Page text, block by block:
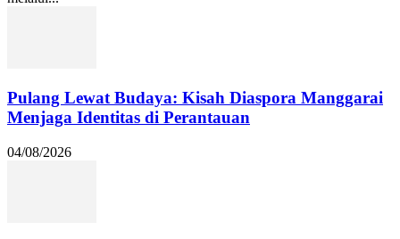
Pulang Lewat Budaya: Kisah Diaspora Manggarai
Menjaga Identitas di Perantauan
04/08/2026